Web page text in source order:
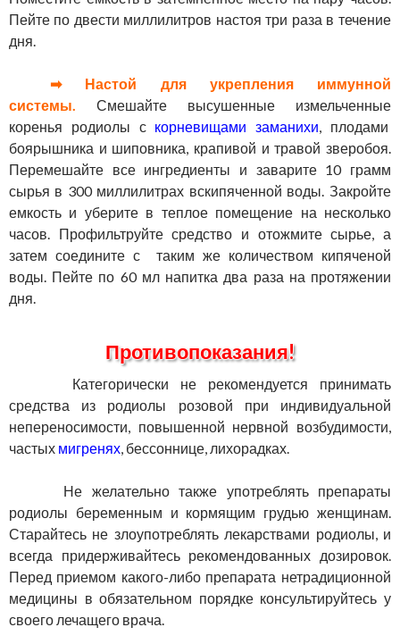
Пейте по двести миллилитров настоя три раза в течение
дня.
➡ Настой для укрепления иммунной
системы.
Смешайте высушенные измельченные
коренья родиолы с корневищами заманихи, плодами
боярышника и шиповника, крапивой и травой зверобоя.
Перемешайте все ингредиенты и заварите 10 грамм
сырья в 300 миллилитрах вскипяченной воды. Закройте
емкость и уберите в теплое помещение на несколько
часов. Профильтруйте средство и отожмите сырье, а
затем соедините с таким же количеством кипяченой
воды. Пейте по 60 мл напитка два раза на протяжении
дня.
Противопоказания!
Категорически не рекомендуется принимать
средства из родиолы розовой при индивидуальной
непереносимости, повышенной нервной возбудимости,
частых мигренях, бессоннице, лихорадках.
Не желательно также употреблять препараты
родиолы беременным и кормящим грудью женщинам.
Старайтесь не злоупотреблять лекарствами родиолы, и
всегда придерживайтесь рекомендованных дозировок.
Перед приемом какого-либо препарата нетрадиционной
медицины в обязательном порядке консультируйтесь у
своего лечащего врача.